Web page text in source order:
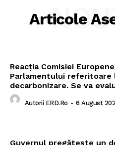
Articole
Reacția Comisiei
Parlamentului referitoare
decarbonizare. Se va
Autorii ERD.ro - 6 August
Guvernul pregătește un